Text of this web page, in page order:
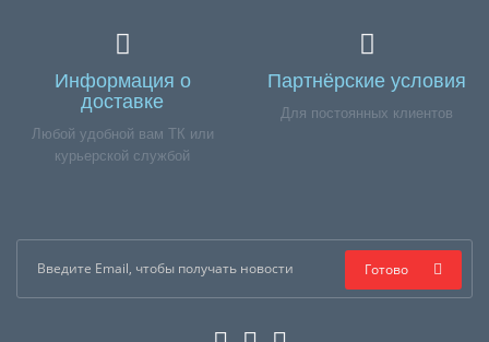
Информация о
доставке
Любой удобной вам ТК или
курьерской службой
Партнёрские условия
Для постоянных клиентов
Готово